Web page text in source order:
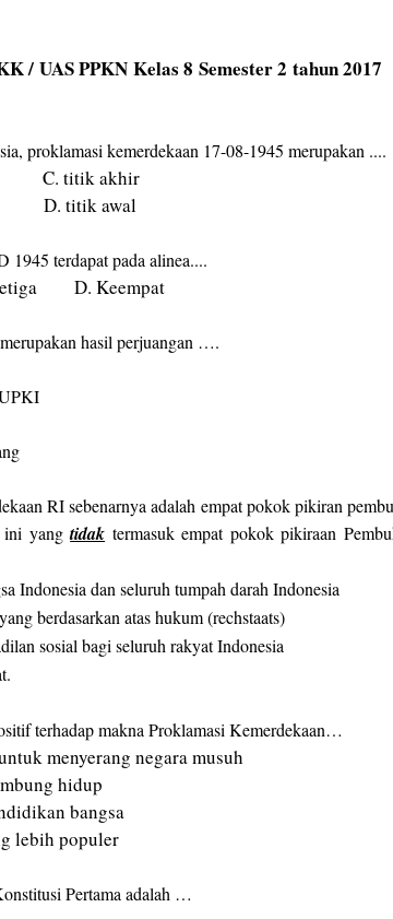
/ UAS PPKN Kelas 8 Semester 2 tahun 2017
proklamasi kemerdekaan 17-08-1945 merupakan ....
C. titik akhir
titik awal
1945 terdapat pada alinea....
D. Keempat
hasil perjuangan ….
RI sebenarnya adalah empat pokok pikiran
ini yangtidak termasuk empat pokok pikiraan
Indonesia dan seluruh tumpah darah Indonesia
berdasarkan atas hukum (rechstaats)
sosial bagi seluruh rakyat Indonesia
terhadap makna Proklamasi Kemerdekaan…
menyerang negara musuh
hidup
bangsa
lebih populer
Pertama adalah …